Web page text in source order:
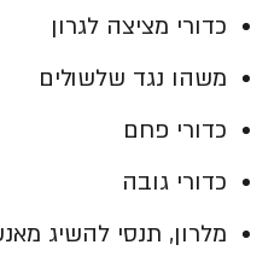
כדורי מציצה לגרון
משהו נגד שלשולים
כדורי פחם
כדורי גובה
מלרון, תנסי להשיג